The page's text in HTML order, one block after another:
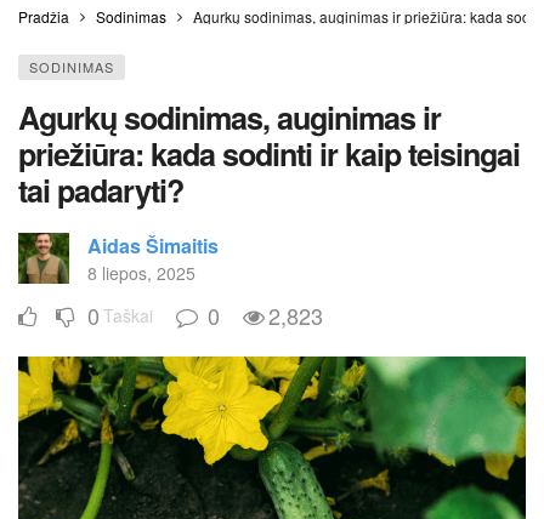
Pradžia Sodinimas Agurkų sodinimas, auginimas ir priežiūra: kada
SODINIMAS
Agurkų sodinimas, auginimas ir
priežiūra: kada sodinti ir kaip teisingai
tai padaryti?
Aidas Šimaitis
8 liepos, 2025
0 Taškai 0 2,823